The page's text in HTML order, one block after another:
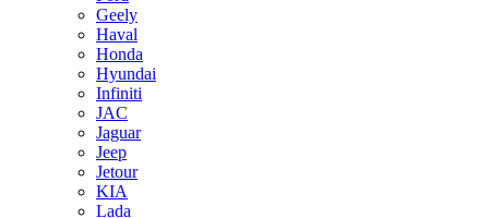
Geely
Haval
Honda
Hyundai
Infiniti
JAC
Jaguar
Jeep
Jetour
KIA
Lada